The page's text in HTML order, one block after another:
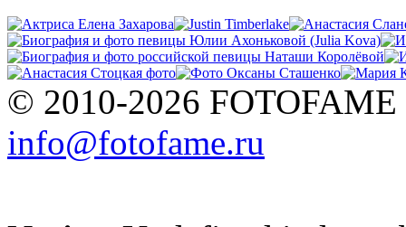
© 2010-2026 FOTOFAME
info@fotofame.ru